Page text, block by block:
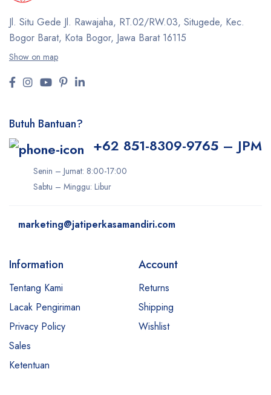
Jl. Situ Gede Jl. Rawajaha, RT.02/RW.03, Situgede, Kec.
Bogor Barat, Kota Bogor, Jawa Barat 16115
Show on map
Butuh Bantuan?
+62 851-8309-9765 – JPM
Senin – Jumat: 8:00-17:00
Sabtu – Minggu: Libur
marketing@jatiperkasamandiri.com
Information
Tentang Kami
Lacak Pengiriman
Privacy Policy
Sales
Ketentuan
Account
Returns
Shipping
Wishlist